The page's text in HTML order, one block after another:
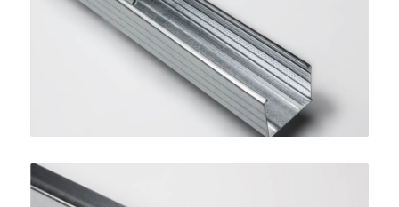
Montante STANDARD 50
SINIAT